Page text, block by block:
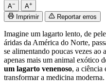
A− A+
Imprimir Reportar erros
Imagine um lagarto lento, de
áridas da América do Norte,
se alimentando poucas vezes
apenas mais um animal exótico
um lagarto venenoso, a ciência
transformar a medicina moderna.